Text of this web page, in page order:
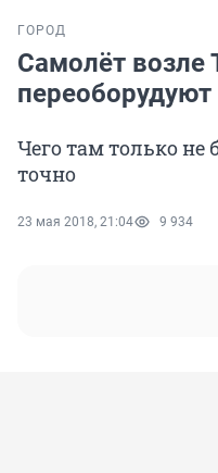
ГОРОД
Самолёт
Чего там только не
точно
23 мая 2018, 21:04 9 934